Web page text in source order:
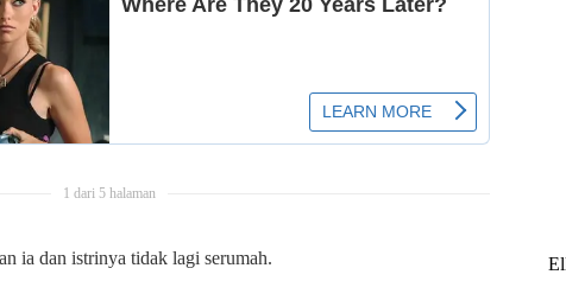
1 dari 5 halaman
ia dan istrinya tidak lagi serumah.